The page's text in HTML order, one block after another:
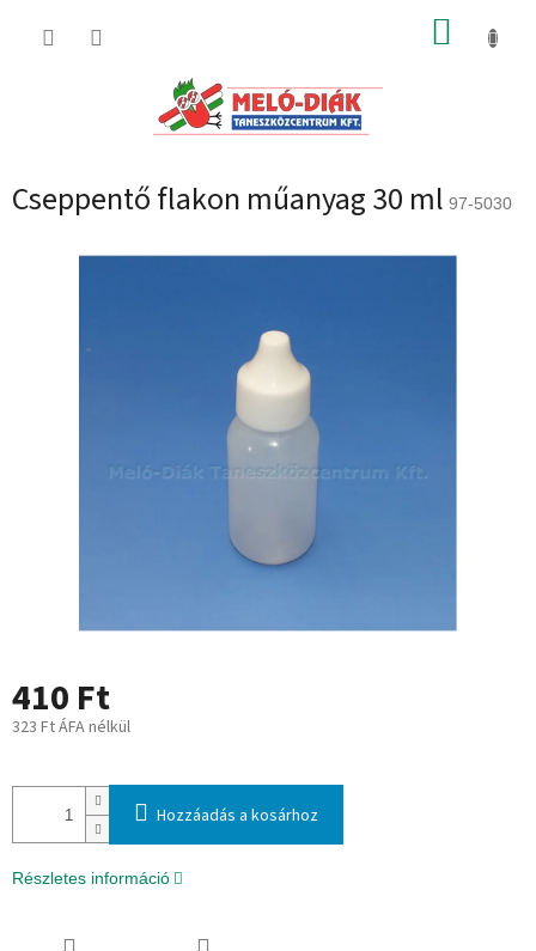
KOSÁR
Cseppentő flakon műanyag 30 ml 97-5030
410 Ft
323 Ft ÁFA nélkül
Hozzáadás a kosárhoz
Részletes információ